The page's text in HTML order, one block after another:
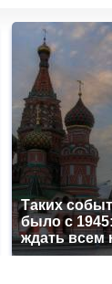
Таких
было с
ждать всем